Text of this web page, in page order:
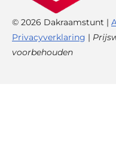
© 2026 Dakraamstunt |
Privacyverklaring |
voorbehouden